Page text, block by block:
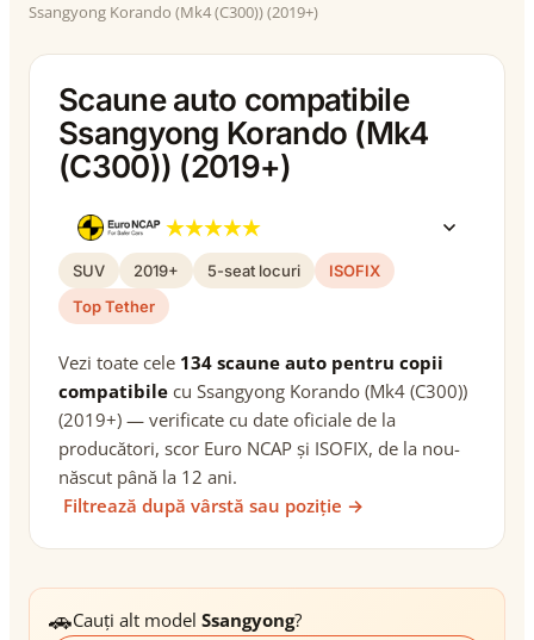
Ssangyong Korando (Mk4 (C300)) (2019+)
Scaune auto compatibile
Ssangyong Korando (Mk4
(C300)) (2019+)
SUV 2019+ 5-seat locuri
ISOFIX
Top Tether
Vezi toate cele 134 scaune auto pentru copii
compatibile cu Ssangyong Korando (Mk4 (C300))
(2019+) — verificate cu date oficiale de la
producători, scor Euro NCAP și ISOFIX, de la nou-
născut până la 12 ani.
Filtrează după vârstă sau poziție →
🚗Cauți alt model Ssangyong?